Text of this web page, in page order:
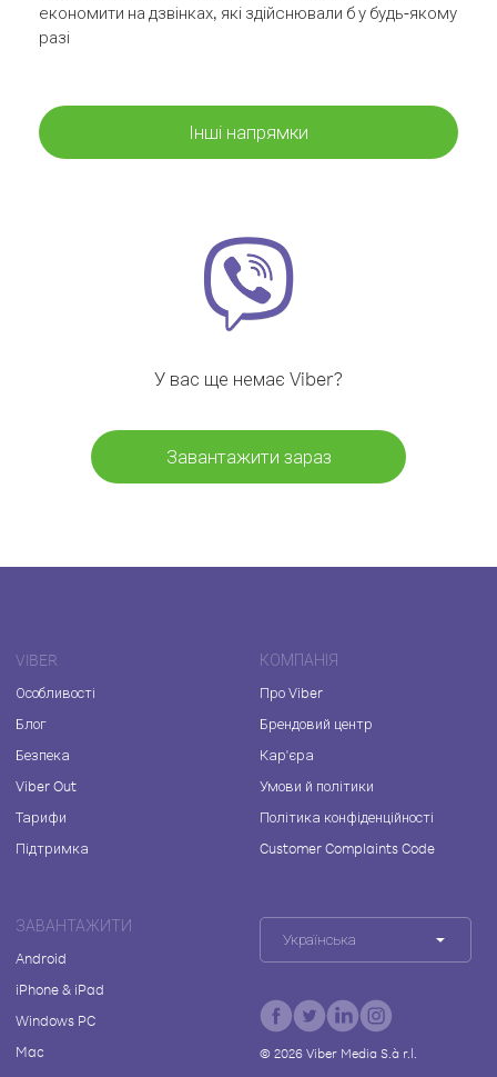
економити на дзвінках, які здійснювали б у будь-якому
разі
Інші напрямки
У вас ще немає Viber?
Завантажити зараз
VIBER
Особливості
Блог
Безпека
Viber Out
Тарифи
Підтримка
КОМПАНІЯ
Про Viber
Брендовий центр
Кар'єра
Умови й політики
Політика конфіденційності
Customer Complaints Code
ЗАВАНТАЖИТИ
Android
iPhone & iPad
Windows PC
Mac
Українська
© 2026Viber Media S.à r.l.